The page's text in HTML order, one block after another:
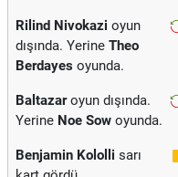
Rilind Nivokazi oyun
dışında. Yerine Theo
Berdayes oyunda.
Baltazaroyun dışında.
Yerine Noe Sow oyunda.
Benjamin Kololli sarı